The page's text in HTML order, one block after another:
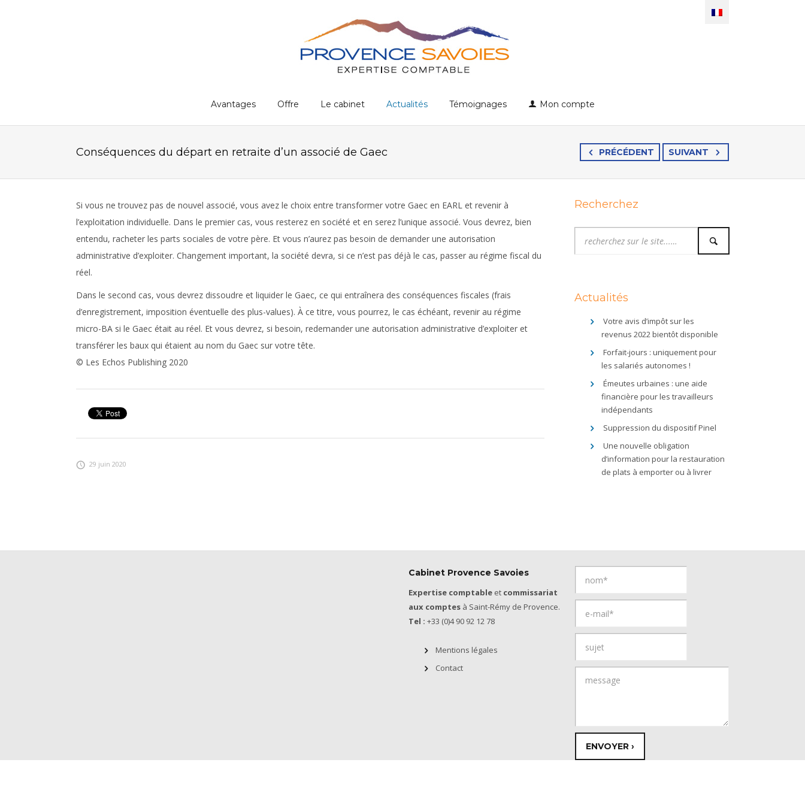
Avantages Offre Le cabinet Actualités Témoignages Mon compte
PRÉCÉDENT SUIVANT
Conséquences du départ en retraite d’un associé de Gaec
Si vous ne trouvez pas de nouvel associé, vous avez le choix entre transformer votre Gaec en EARL et revenir à
l’exploitation individuelle. Dans le premier cas, vous resterez en société et en serez l’unique associé. Vous devrez, bien
entendu, racheter les parts sociales de votre père. Et vous n’aurez pas besoin de demander une autorisation
administrative d’exploiter. Changement important, la société devra, si ce n’est pas déjà le cas, passer au régime fiscal du
réel.
Dans le second cas, vous devrez dissoudre et liquider le Gaec, ce qui entraînera des conséquences fiscales (frais
d’enregistrement, imposition éventuelle des plus-values). À ce titre, vous pourrez, le cas échéant, revenir au régime
micro-BA si le Gaec était au réel. Et vous devrez, si besoin, redemander une autorisation administrative d’exploiter et
transférer les baux qui étaient au nom du Gaec sur votre tête.
© Les Echos Publishing 2020
29 juin 2020
Recherchez
Actualités
Votre avis d’impôt sur les
revenus 2022 bientôt disponible
Forfait-jours : uniquement pour
les salariés autonomes !
Émeutes urbaines : une aide
financière pour les travailleurs
indépendants
Suppression du dispositif Pinel
Une nouvelle obligation
d’information pour la restauration
de plats à emporter ou à livrer
Cabinet Provence Savoies
Expertise comptable et commissariat
aux comptes à Saint-Rémy de Provence.
Tel : +33 (0)4 90 92 12 78
Mentions légales
Contact